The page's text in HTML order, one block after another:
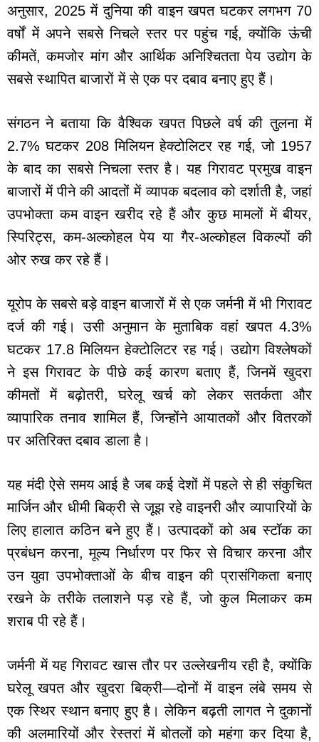
अनुसार, 2025 में दुनिया की वाइन खपत घटकर लगभग 70
वर्षों में अपने सबसे निचले स्तर पर पहुंच गई, क्योंकि ऊंची
कीमतें, कमजोर मांग और आर्थिक अनिश्चितता पेय उद्योग के
सबसे स्थापित बाजारों में से एक पर दबाव बनाए हुए हैं।
संगठन ने बताया कि वैश्विक खपत पिछले वर्ष की तुलना में
2.7% घटकर 208 मिलियन हेक्टोलिटर रह गई, जो 1957
के बाद का सबसे निचला स्तर है। यह गिरावट प्रमुख वाइन
बाजारों में पीने की आदतों में व्यापक बदलाव को दर्शाती है, जहां
उपभोक्ता कम वाइन खरीद रहे हैं और कुछ मामलों में बीयर,
स्पिरिट्स, कम-अल्कोहल पेय या गैर-अल्कोहल विकल्पों की
ओर रुख कर रहे हैं।
यूरोप के सबसे बड़े वाइन बाजारों में से एक जर्मनी में भी गिरावट
दर्ज की गई। उसी अनुमान के मुताबिक वहां खपत 4.3%
घटकर 17.8 मिलियन हेक्टोलिटर रह गई। उद्योग विश्लेषकों
ने इस गिरावट के पीछे कई कारण बताए हैं, जिनमें खुदरा
कीमतों में बढ़ोतरी, घरेलू खर्च को लेकर सतर्कता और
व्यापारिक तनाव शामिल हैं, जिन्होंने आयातकों और वितरकों
पर अतिरिक्त दबाव डाला है।
यह मंदी ऐसे समय आई है जब कई देशों में पहले से ही संकुचित
मार्जिन और धीमी बिक्री से जूझ रहे वाइनरी और व्यापारियों के
लिए हालात कठिन बने हुए हैं। उत्पादकों को अब स्टॉक का
प्रबंधन करना, मूल्य निर्धारण पर फिर से विचार करना और
उन युवा उपभोक्ताओं के बीच वाइन की प्रासंगिकता बनाए
रखने के तरीके तलाशने पड़ रहे हैं, जो कुल मिलाकर कम
शराब पी रहे हैं।
जर्मनी में यह गिरावट खास तौर पर उल्लेखनीय रही है, क्योंकि
घरेलू खपत और खुदरा बिक्री—दोनों में वाइन लंबे समय से
एक स्थिर स्थान बनाए हुए है। लेकिन बढ़ती लागत ने दुकानों
की अलमारियों और रेस्तरां में बोतलों को महंगा कर दिया है,